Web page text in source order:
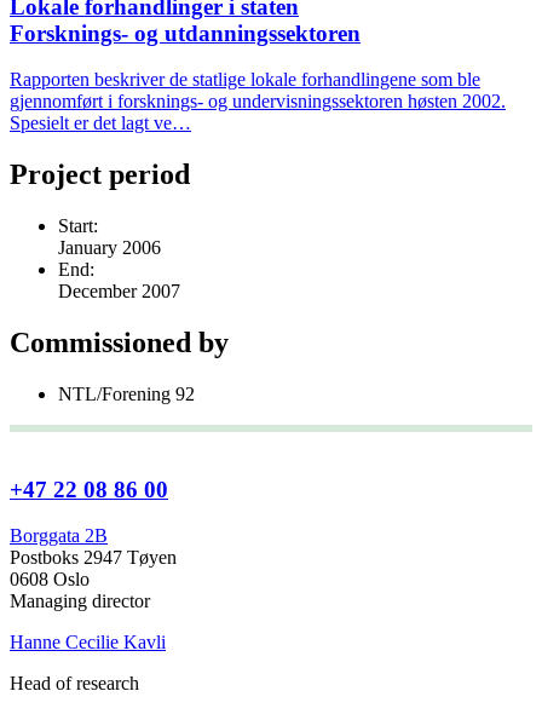
Lokale forhandlinger i staten
Forsknings- og utdanningssektoren
Rapporten beskriver de statlige lokale forhandlingene som ble
gjennomført i forsknings- og undervisningssektoren høsten 2002.
Spesielt er det lagt ve…
Project period
Start:
January 2006
End:
December 2007
Commissioned by
NTL/Forening 92
+47 22 08 86 00
Borggata 2B
Postboks 2947 Tøyen
0608 Oslo
Managing director
Hanne Cecilie Kavli
Head of research